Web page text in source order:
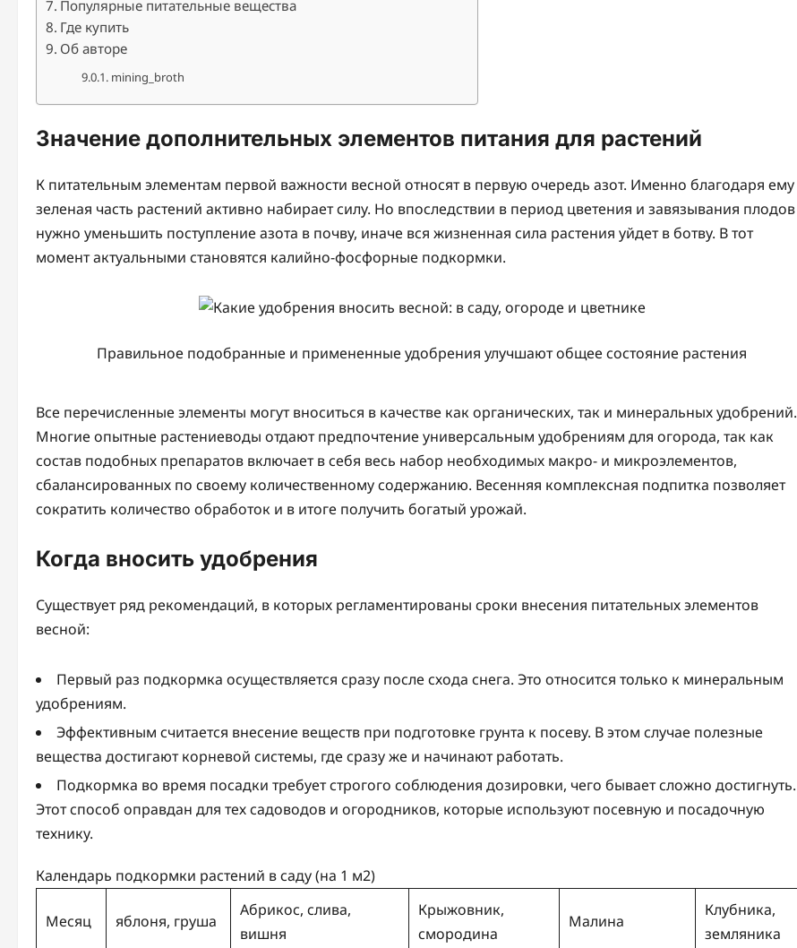
Популярные питательные вещества
Где купить
Об авторе
mining_broth
Значение дополнительных элементов питания для растений
К питательным элементам первой важности весной относят в первую очередь азот. Именно благодаря ему
зеленая часть растений активно набирает силу. Но впоследствии в период цветения и завязывания плодов
нужно уменьшить поступление азота в почву, иначе вся жизненная сила растения уйдет в ботву. В тот
момент актуальными становятся калийно-фосфорные подкормки.
Правильное подобранные и примененные удобрения улучшают общее состояние растения
Все перечисленные элементы могут вноситься в качестве как органических, так и минеральных удобрений.
Многие опытные растениеводы отдают предпочтение универсальным удобрениям для огорода, так как
состав подобных препаратов включает в себя весь набор необходимых макро- и микроэлементов,
сбалансированных по своему количественному содержанию. Весенняя комплексная подпитка позволяет
сократить количество обработок и в итоге получить богатый урожай.
Когда вносить удобрения
Существует ряд рекомендаций, в которых регламентированы сроки внесения питательных элементов
весной:
Первый раз подкормка осуществляется сразу после схода снега. Это относится только к минеральным
удобрениям.
Эффективным считается внесение веществ при подготовке грунта к посеву. В этом случае полезные
вещества достигают корневой системы, где сразу же и начинают работать.
Подкормка во время посадки требует строгого соблюдения дозировки, чего бывает сложно достигнуть.
Этот способ оправдан для тех садоводов и огородников, которые используют посевную и посадочную
технику.
Календарь подкормки растений в саду (на 1 м2)
Месяц яблоня, груша
Абрикос, слива,
вишня
Крыжовник,
смородина
Малина
Клубника,
земляника